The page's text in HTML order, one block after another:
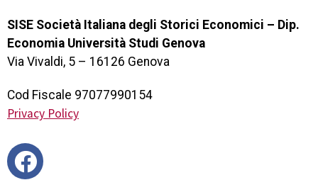
SISE Società Italiana degli Storici Economici – Dip.
Economia Università Studi Genova
Via Vivaldi, 5 – 16126 Genova
Cod Fiscale 97077990154
Privacy Policy